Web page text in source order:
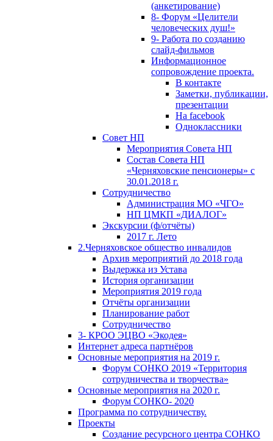
(анкетирование)
8- Форум «Целители
человеческих душ!»
9- Работа по созданию
слайд-фильмов
Информационное
сопровождение проекта.
В контакте
Заметки, публикации,
презентации
На facebook
Одноклассники
Совет НП
Мероприятия Совета НП
Состав Совета НП
«Черняховские пенсионеры» с
30.01.2018 г.
Сотрудничество
Администрация МО «ЧГО»
НП ЦМКП «ДИАЛОГ»
Экскурсии (ф/отчёты)
2017 г. Лето
2.Черняховское общество инвалидов
Архив мероприятий до 2018 года
Выдержка из Устава
История организации
Мероприятия 2019 года
Отчёты организации
Планирование работ
Сотрудничество
3- КРОО ЭЦВО «Экодея»
Интернет адреса партнёров
Основные мероприятия на 2019 г.
Форум СОНКО 2019 «Территория
сотрудничества и творчества»
Основные мероприятия на 2020 г.
Форум СОНКО- 2020
Программа по сотрудничеству.
Проекты
Создание ресурсного центра СОНКО